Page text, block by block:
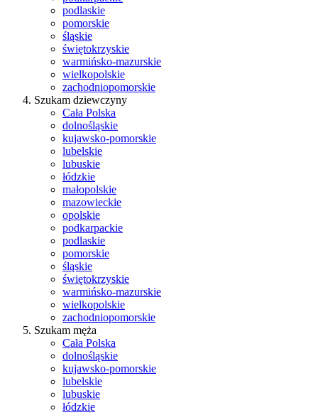
podlaskie
pomorskie
śląskie
świętokrzyskie
warmińsko-mazurskie
wielkopolskie
zachodniopomorskie
Szukam dziewczyny
Cała Polska
dolnośląskie
kujawsko-pomorskie
lubelskie
lubuskie
łódzkie
małopolskie
mazowieckie
opolskie
podkarpackie
podlaskie
pomorskie
śląskie
świętokrzyskie
warmińsko-mazurskie
wielkopolskie
zachodniopomorskie
Szukam męża
Cała Polska
dolnośląskie
kujawsko-pomorskie
lubelskie
lubuskie
łódzkie